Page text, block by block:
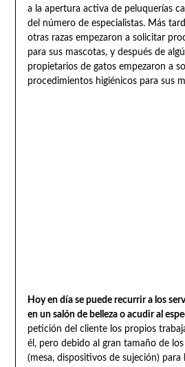
a la apertura activa de peluquerías
del número de especialistas. Más
otras razas empezaron a solicitar
para sus mascotas, y después de
propietarios de gatos empezaron a
procedimientos higiénicos para sus
Hoy en día se puede recurrir a los
en un salón de belleza o acudir al
petición del cliente los propios
él, pero debido al gran tamaño de
(mesa, dispositivos de sujeción) para